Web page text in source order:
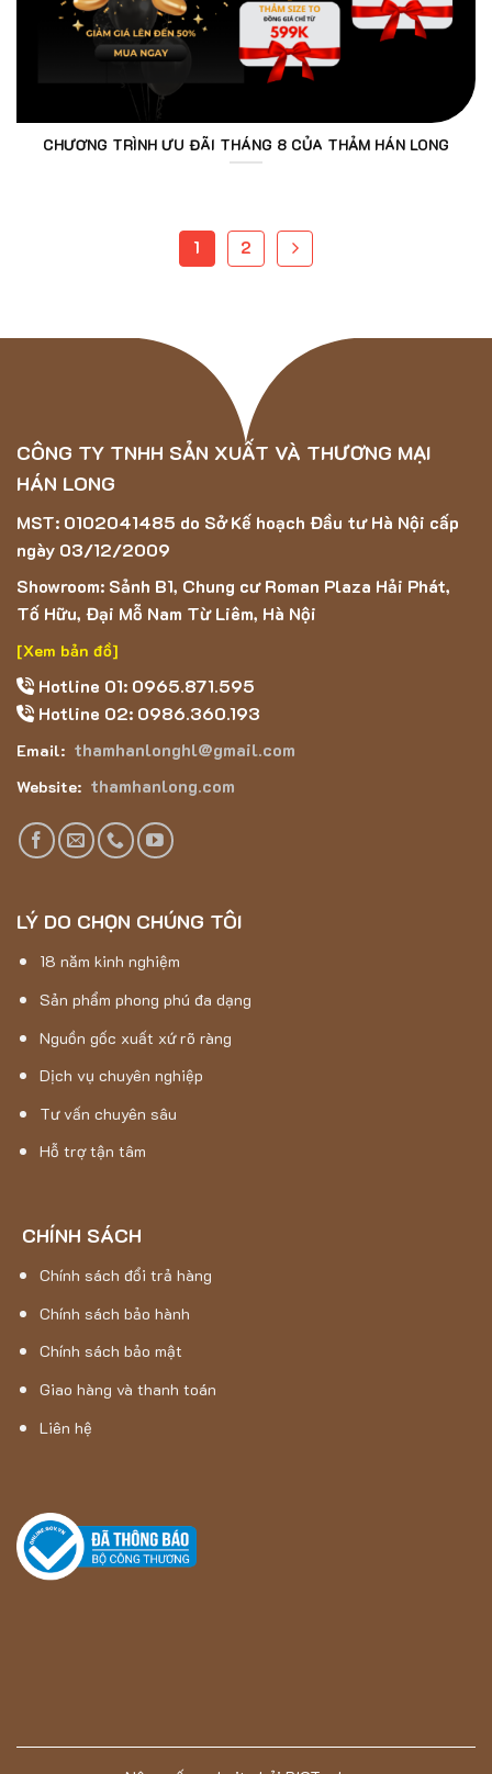
CHƯƠNG TRÌNH ƯU ĐÃI THÁNG 8 CỦA THẢM HÁN LONG
1 2
CÔNG TY TNHH SẢN XUẤT VÀ THƯƠNG MẠI
HÁN LONG
MST: 0102041485 do Sở Kế hoạch Đầu tư Hà Nội cấp
ngày 03/12/2009
Showroom: Sảnh B1, Chung cư Roman Plaza Hải Phát,
Tố Hữu, Đại Mỗ Nam Từ Liêm, Hà Nội
[Xem bản đồ]
Hotline 01: 0965.871.595
Hotline 02: 0986.360.193
Email: thamhanlonghl@gmail.com
Website: thamhanlong.com
LÝ DO CHỌN CHÚNG TÔI
18 năm kinh nghiệm
Sản phẩm phong phú đa dạng
Nguồn gốc xuất xứ rõ ràng
Dịch vụ chuyên nghiệp
Tư vấn chuyên sâu
Hỗ trợ tận tâm
CHÍNH SÁCH
Chính sách đổi trả hàng
Chính sách bảo hành
Chính sách bảo mật
Giao hàng và thanh toán
Liên hệ